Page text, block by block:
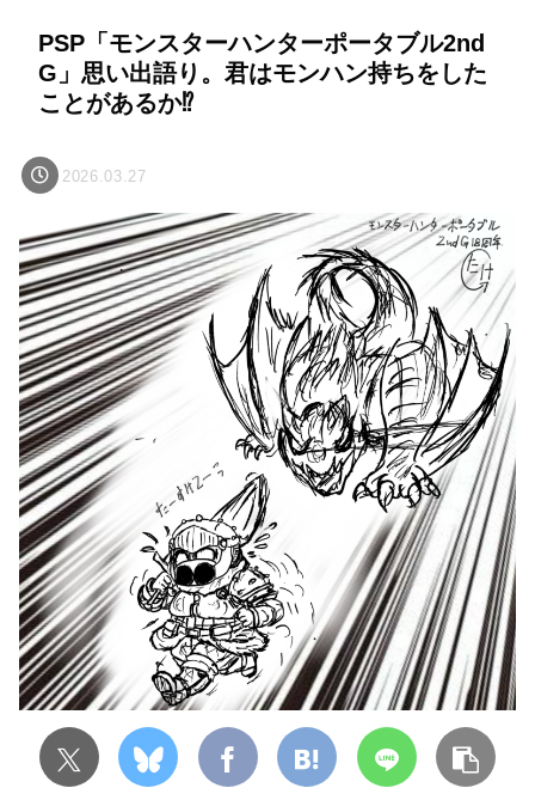
PSP「モンスターハンターポータブル2nd
G」思い出語り。君はモンハン持ちをした
ことがあるか⁉︎
2026.03.27